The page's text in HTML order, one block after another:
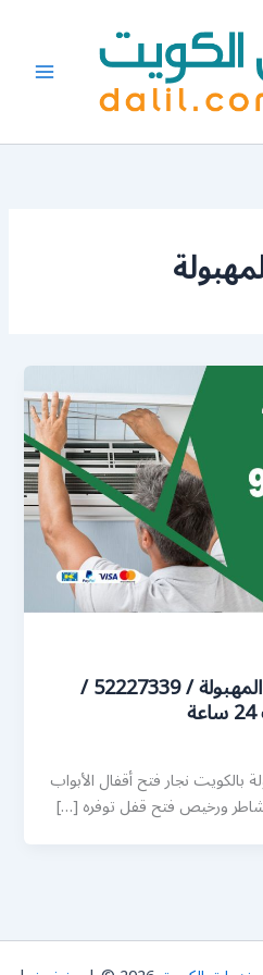
رقم فتح أبواب واقفال المهبولة / 52227339 /
بالكويت نجار فتح أقفال الأبواب